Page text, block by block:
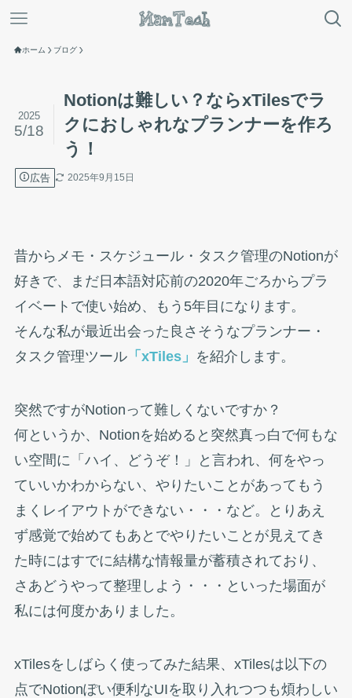
ホーム ブログ
Notionは難しい？ならxTilesでラ
クにおしゃれなプランナーを作ろ
う！
2025
5/18
広告 2025年9月15日
昔からメモ・スケジュール・タスク管理のNotionが
好きで、まだ日本語対応前の2020年ごろからプラ
イベートで使い始め、もう5年目になります。
そんな私が最近出会った良さそうなプランナー・
タスク管理ツール「xTiles」 を紹介します。
突然ですがNotionって難しくないですか？
何というか、Notionを始めると突然真っ白で何もな
い空間に「ハイ、どうぞ！」と言われ、何をやっ
ていいかわからない、やりたいことがあってもう
まくレイアウトができない・・・など。とりあえ
ず感覚で始めてもあとでやりたいことが見えてき
た時にはすでに結構な情報量が蓄積されており、
さあどうやって整理しよう・・・といった場面が
私には何度かありました。
xTilesをしばらく使ってみた結果、xTilesは以下の
点でNotionぽい便利なUIを取り入れつつも煩わしい